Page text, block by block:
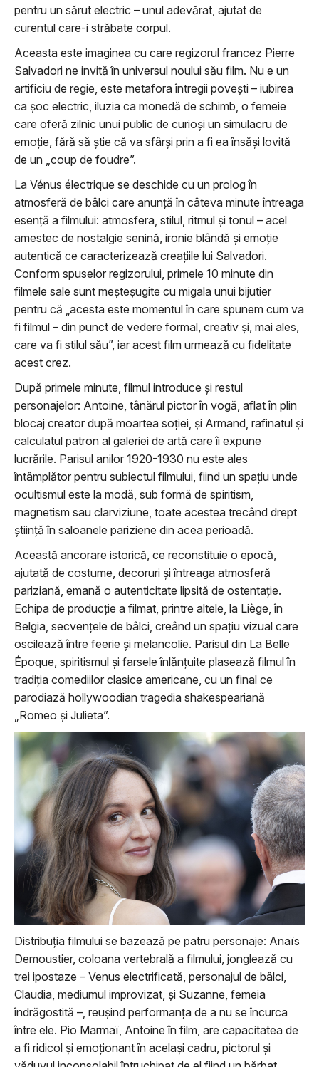
pentru un sărut electric – unul adevărat, ajutat de
curentul care-i străbate corpul.
Aceasta este imaginea cu care regizorul francez Pierre
Salvadori ne invită în universul noului său film. Nu e un
artificiu de regie, este metafora întregii povești – iubirea
ca șoc electric, iluzia ca monedă de schimb, o femeie
care oferă zilnic unui public de curioși un simulacru de
emoție, fără să știe că va sfârși prin a fi ea însăși lovită
de un „coup de foudre”.
La Vénus électrique se deschide cu un prolog în
atmosferă de bâlci care anunță în câteva minute întreaga
esență a filmului: atmosfera, stilul, ritmul și tonul – acel
amestec de nostalgie senină, ironie blândă și emoție
autentică ce caracterizează creațiile lui Salvadori.
Conform spuselor regizorului, primele 10 minute din
filmele sale sunt meșteșugite cu migala unui bijutier
pentru că „acesta este momentul în care spunem cum va
fi filmul – din punct de vedere formal, creativ și, mai ales,
care va fi stilul său”, iar acest film urmează cu fidelitate
acest crez.
După primele minute, filmul introduce și restul
personajelor: Antoine, tânărul pictor în vogă, aflat în plin
blocaj creator după moartea soției, și Armand, rafinatul și
calculatul patron al galeriei de artă care îi expune
lucrările. Parisul anilor 1920-1930 nu este ales
întâmplător pentru subiectul filmului, fiind un spațiu unde
ocultismul este la modă, sub formă de spiritism,
magnetism sau clarviziune, toate acestea trecând drept
știință în saloanele pariziene din acea perioadă.
Această ancorare istorică, ce reconstituie o epocă,
ajutată de costume, decoruri și întreaga atmosferă
pariziană, emană o autenticitate lipsită de ostentație.
Echipa de producție a filmat, printre altele, la Liège, în
Belgia, secvențele de bâlci, creând un spațiu vizual care
oscilează între feerie și melancolie. Parisul din La Belle
Époque, spiritismul și farsele înlănțuite plasează filmul în
tradiția comediilor clasice americane, cu un final ce
parodiază hollywoodian tragedia shakespeariană
„Romeo și Julieta”.
Distribuția filmului se bazează pe patru personaje: Anaïs
Demoustier, coloana vertebrală a filmului, jonglează cu
trei ipostaze – Venus electrificată, personajul de bâlci,
Claudia, mediumul improvizat, și Suzanne, femeia
îndrăgostită –, reușind performanța de a nu se încurca
între ele. Pio Marmaï, Antoine în film, are capacitatea de
a fi ridicol și emoționant în același cadru, pictorul și